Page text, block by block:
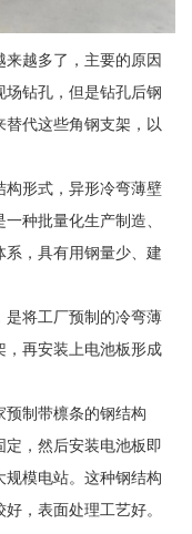
越多了，主要的原因
钻孔，但是钻孔后钢
代这些角钢支架，以
构形式，异形冷弯薄壁
种批量化生产制造、
，具有用钢量少、建
是将工厂预制的冷弯薄
，再安装上电池板形成
制带檩条的钢结构
，然后安装电池板即
模电站。这种钢结构
，表面处理工艺好。